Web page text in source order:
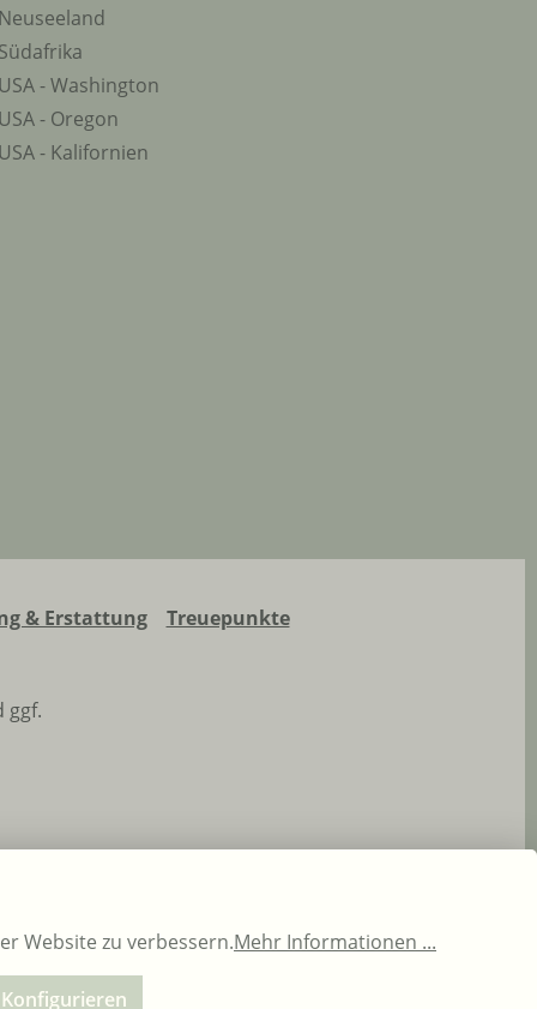
- Washington
- Oregon
- Kalifornien
& Erstattung Treuepunkte
ggf.
Website zu verbessern.Mehr Informationen ...
Konfigurieren